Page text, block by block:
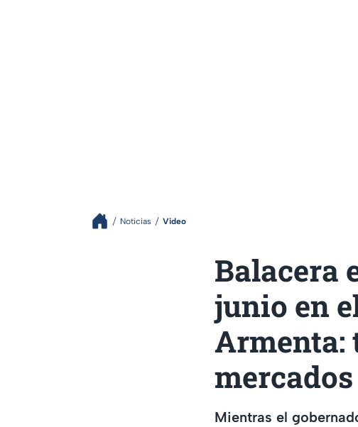
Noticias Video
Balacera
junio en
Armenta:
mercados
Mientras el